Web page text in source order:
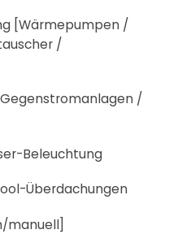
[Wärmepumpen /
/
/
Beleuchtung
Überdachungen
manuell]